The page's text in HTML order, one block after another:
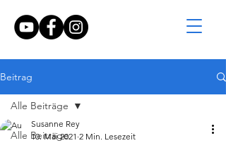
Beitrag
Alle Beiträge
Alle Beiträge
Susanne Rey
10. Mai 2021 2 Min. Lesezeit